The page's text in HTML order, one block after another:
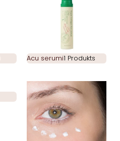
Acu serumi1 Produkts